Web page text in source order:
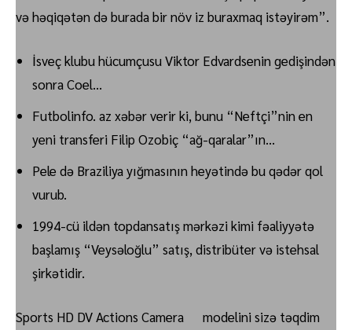
və həqiqətən də burada bir növ iz buraxmaq istəyirəm”.
İsveç klubu hücumçusu Viktor Edvardsenin gedişindən
sonra Coel…
Futbolinfo. az xəbər verir ki, bunu “Neftçi”nin en
yeni transferi Filip Ozobiç “ağ-qaralar”ın…
Pele də Braziliya yığmasının heyətində bu qədər qol
vurub.
1994-cü ildən topdansatış mərkəzi kimi fəaliyyətə
başlamış “Veysəloğlu” satış, distribüter və istehsal
şirkətidir.
Sports HD DV Actions Camera modelini sizə təqdim